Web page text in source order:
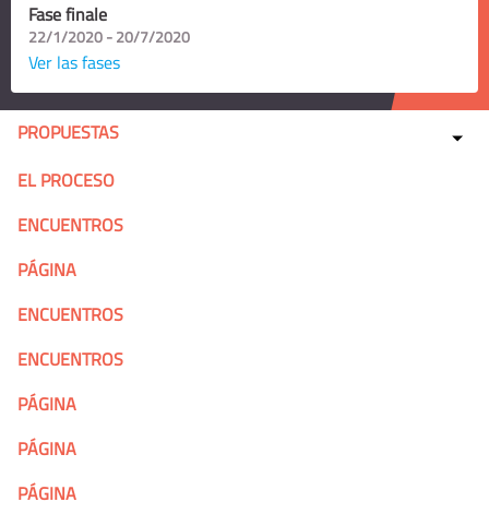
Fase finale
22/1/2020 - 20/7/2020
Ver las fases
PROPUESTAS
EL PROCESO
ENCUENTROS
PÁGINA
ENCUENTROS
ENCUENTROS
PÁGINA
PÁGINA
PÁGINA